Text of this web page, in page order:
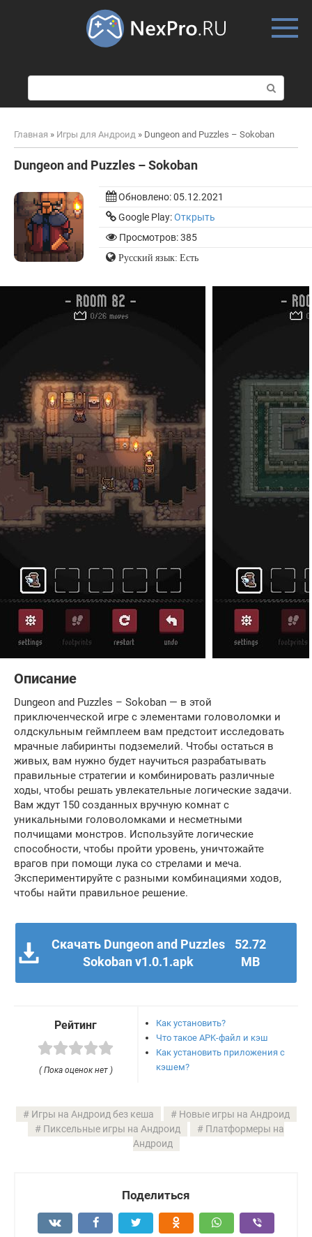
о
и
к
Главная » Игры для Андроид » Dungeon and Puzzles – Sokoban
Dungeon and Puzzles – Sokoban
Обновлено:05.12.2021
Google Play:Открыть
Просмотров: 385
Русский язык: Есть
Описание
Dungeon and Puzzles – Sokoban — в этой
приключенческой игре с элементами головоломки и
олдскульным геймплеем вам предстоит исследовать
мрачные лабиринты подземелий. Чтобы остаться в
живых, вам нужно будет научиться разрабатывать
правильные стратегии и комбинировать различные
ходы, чтобы решать увлекательные логические задачи.
Вам ждут 150 созданных вручную комнат с
уникальными головоломками и несметными
полчищами монстров. Используйте логические
способности, чтобы пройти уровень, уничтожайте
врагов при помощи лука со стрелами и меча.
Экспериментируйте с разными комбинациями ходов,
чтобы найти правильное решение.
Скачать Dungeon and Puzzles
Sokoban v1.0.1.apk
52.72
MB
Рейтинг
( Пока оценок нет )
Как установить?
Что такое APK-файл и кэш
Как установить приложения с
кэшем?
Игры на Андроид без кеша
Новые игры на Андроид
Пиксельные игры на Андроид
Платформеры на
Андроид
Поделиться